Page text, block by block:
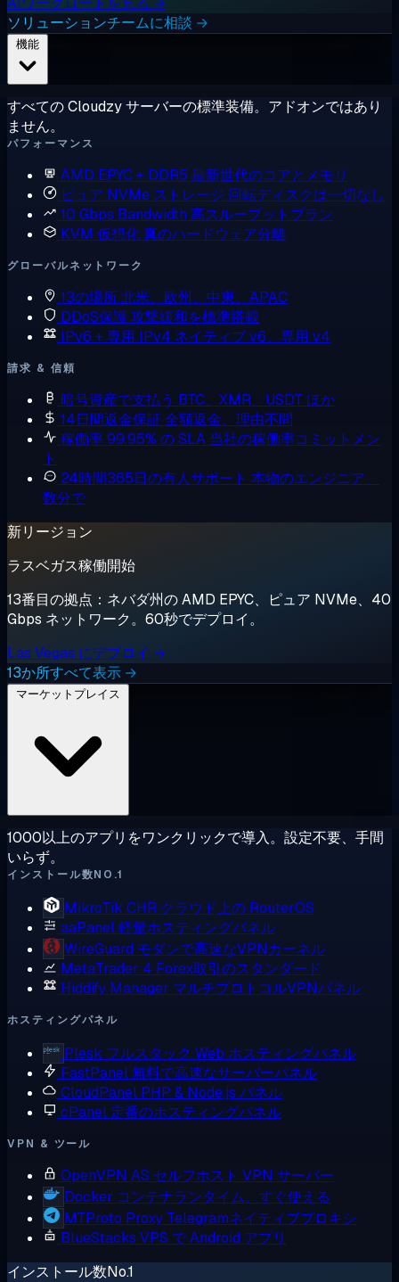
ソリューションチームに相談 →
すべての Cloudzy サーバーの標準装備。アドオンではあり
ません。
パフォーマンス
AMD EPYC + DDR5 最新世代のコアとメモリ
ピュア NVMe ストレージ 回転ディスクは一切なし
10 Gbps Bandwidth 高スループットプラン
KVM 仮想化真のハードウェア分離
グローバルネットワーク
13の場所北米、欧州、中東、APAC
DDoS保護攻撃緩和を標準搭載
IPv6 + 専用 IPv4 ネイティブ v6、専用 v4
請求 & 信頼
暗号資産で支払う BTC、XMR、USDT ほか
14日間返金保証 全額返金、理由不問
稼働率 99.95% の SLA 当社の稼働率コミットメン
ト
24時間365日の有人サポート 本物のエンジニア、
数分で
新リージョン
ラスベガス稼働開始
13番目の拠点：ネバダ州の AMD EPYC、ピュア NVMe、40
Gbps ネットワーク。60秒でデプロイ。
Las Vegas にデプロイ →
13か所すべて表示 →
1000以上のアプリをワンクリックで導入。設定不要、手間
いらず。
インストール数NO.1
MikroTik CHR クラウド上の RouterOS
aaPanel軽量ホスティングパネル
WireGuard モダンで高速なVPNカーネル
MetaTrader 4 Forex取引のスタンダード
Hiddify Manager マルチプロトコルVPNパネル
ホスティングパネル
Plesk フルスタック Web ホスティングパネル
FastPanel無料で高速なサーバーパネル
CloudPanel PHP & Node.js パネル
cPanel 定番のホスティングパネル
VPN & ツール
OpenVPN AS セルフホスト VPN サーバー
Docker コンテナランタイム、すぐ使える
MTProto Proxy Telegramネイティブプロキシ
BlueStacks VPS で Android アプリ
インストール数No.1